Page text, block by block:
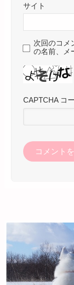
サイト
次回のコメ
の名前、メ
CAPTCHA コ